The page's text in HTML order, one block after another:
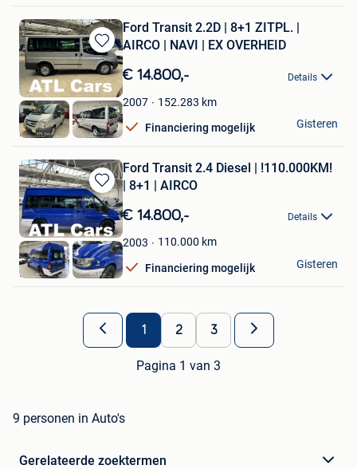
Bewaren
in
Mijn
Favorieten
Ford Transit 2.2D | 8+1 ZITPL. |
AIRCO | NAVI | EX OVERHEID
€ 14.800,- Details
2007 152.283 km
Financiering mogelijk
ATL Cars
Hasselt
Gisteren
Bewaren
in
Mijn
Favorieten
Ford Transit 2.4 Diesel | !110.000KM!
| 8+1 | AIRCO
€ 14.800,- Details
2003 110.000 km
Financiering mogelijk
ATL Cars
Hasselt
Gisteren
1 2 3
Pagina 1 van 3
9 personen in Auto's
Gerelateerde zoektermen